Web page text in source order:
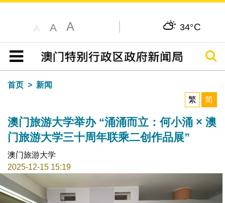
A A A 34°C
目录
搜寻
首页
新闻
繁
简
澳门旅游大学举办 “涌涌而立：何小涌 × 澳
门旅游大学三十周年联乘二创作品展”
澳门旅游大学
2025-12-15 15:19